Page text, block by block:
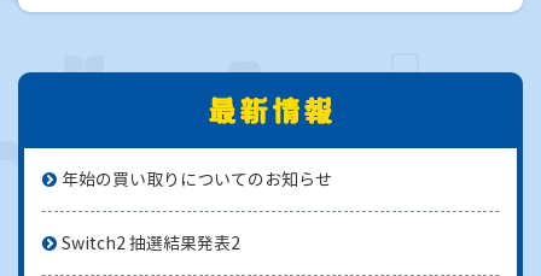
年始の買い取りについてのお知らせ
Switch2 抽選結果発表2